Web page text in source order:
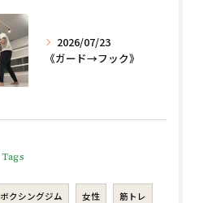
2026/07/23
《ガード→フック》
Tags
ボクシングジム 女性 筋トレ